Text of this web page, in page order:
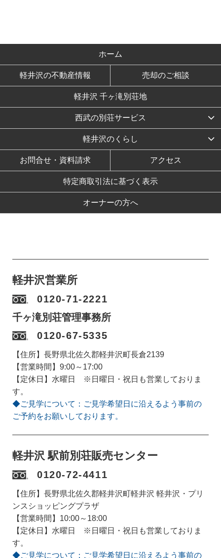
ホーム
軽井沢の不動産情報 売却のご相談
軽井沢 千ヶ滝別荘地
西武の別荘サービス
軽井沢のくらし
お問合せ・資料請求 アクセス
特定商取引法に基づく表示
オーナーの方へ
軽井沢営業所
0120-71-2221
千ヶ滝別荘管理事務所
0120-67-5335
【住所】長野県北佐久郡軽井沢町長倉2139
【営業時間】9:00～17:00
【定休日】水曜日 ※日曜日・祝日も営業しておりま
す。
◆ご見学について：ご見学希望日に沿えるよう事前の
ご予約をお願いしております。
軽井沢 駅前別荘販売センター
0120-72-4411
【住所】長野県北佐久郡軽井沢町軽井沢 軽井沢・プリ
ンスショッピングプラザ
【営業時間】10:00～18:00
【定休日】水曜日 ※日曜日・祝日も営業しておりま
す。
◆ご見学について：ご見学希望日に沿えるよう事前の